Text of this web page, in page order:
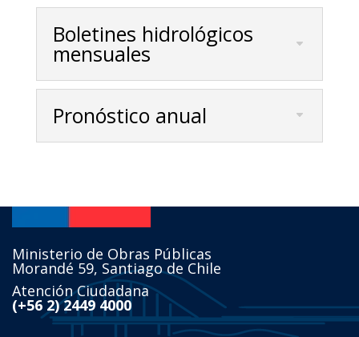
Boletines hidrológicos
mensuales
Pronóstico anual
Ministerio de Obras Públicas
Morandé 59, Santiago de Chile
Atención Ciudadana
(+56 2) 2449 4000